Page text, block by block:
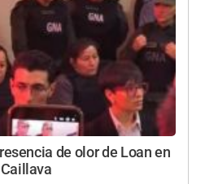
de olor de Loan en